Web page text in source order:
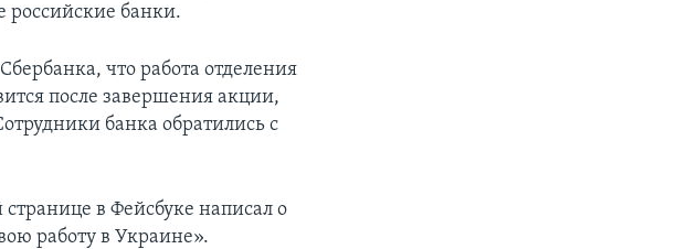
российские банки.
что работа отделения
после завершения акции,
банка обратились с
в Фейсбуке написал о
работу в Украине».